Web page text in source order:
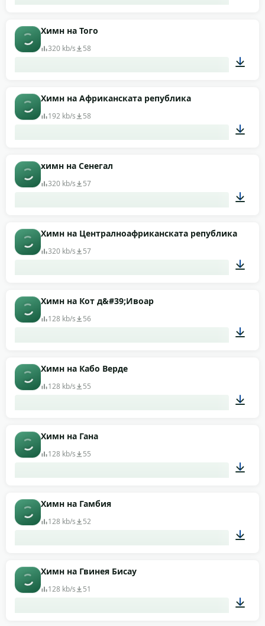
Химн на Того
320 kb/s 58
Химн на Африканската република
192 kb/s 58
химн на Сенегал
320 kb/s 57
01:47
Химн на Централноафриканската република
320 kb/s 57
Химн на Кот д&#39;Ивоар
128 kb/s 56
Химн на Кабо Верде
128 kb/s 55
Химн на Гана
128 kb/s 55
Химн на Гамбия
128 kb/s 52
Химн на Гвинея Бисау
128 kb/s 51